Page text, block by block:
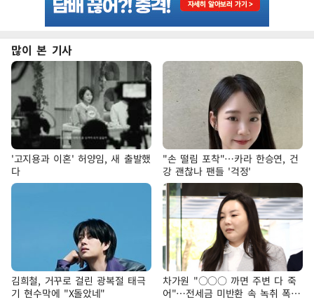
많이 본 기사
'고지용과 이혼' 허양임, 새 출발했
다
"손 떨림 포착"…카라 한승연, 건
강 괜찮나 팬들 '걱정'
김희철, 거꾸로 걸린 광복절 태극
기 현수막에 "X돌았네"
차가원 "○○○ 까면 주변 다 죽
어"…전세금 미반환 속 녹취 폭로